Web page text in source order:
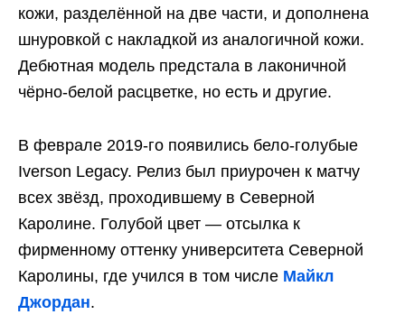
кожи, разделённой на две части, и дополнена
шнуровкой с накладкой из аналогичной кожи.
Дебютная модель предстала в лаконичной
чёрно-белой расцветке, но есть и другие.
В феврале 2019-го появились бело-голубые
Iverson Legacy. Релиз был приурочен к матчу
всех звёзд, проходившему в Северной
Каролине. Голубой цвет — отсылка к
фирменному оттенку университета Северной
Каролины, где учился в том числе Майкл
Джордан.